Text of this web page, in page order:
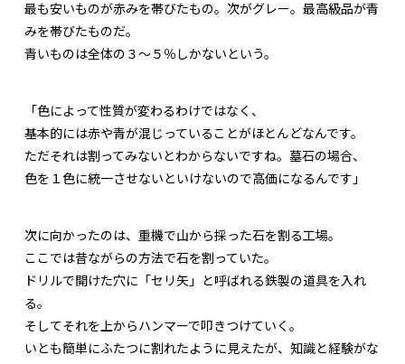
最も安いものが赤みを帯びたもの。次がグレー。最高級品が青
みを帯びたものだ。
青いものは全体の３～５％しかないという。
「色によって性質が変わるわけではなく、
基本的には赤や青が混じっていることがほとんどなんです。
ただそれは割ってみないとわからないですね。墓石の場合、
色を１色に統一させないといけないので高価になるんです」
次に向かったのは、重機で山から採った石を割る工場。
ここでは昔ながらの方法で石を割っていた。
ドリルで開けた穴に「セリ矢」と呼ばれる鉄製の道具を入れ
る。
そしてそれを上からハンマーで叩きつけていく。
いとも簡単にふたつに割れたように見えたが、知識と経験がな